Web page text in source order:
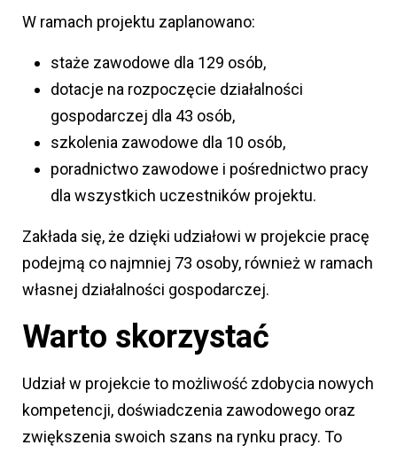
W ramach projektu zaplanowano:
staże zawodowe dla 129 osób,
dotacje na rozpoczęcie działalności
gospodarczej dla 43 osób,
szkolenia zawodowe dla 10 osób,
poradnictwo zawodowe i pośrednictwo pracy
dla wszystkich uczestników projektu.
Zakłada się, że dzięki udziałowi w projekcie pracę
podejmą co najmniej 73 osoby, również w ramach
własnej działalności gospodarczej.
Warto skorzystać
Udział w projekcie to możliwość zdobycia nowych
kompetencji, doświadczenia zawodowego oraz
zwiększenia swoich szans na rynku pracy. To